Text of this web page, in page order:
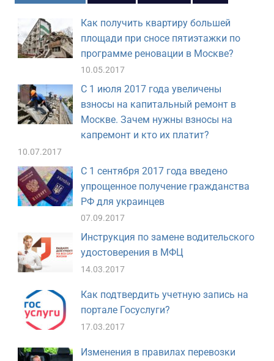
Как получить квартиру большей
площади при сносе пятиэтажки по
программе реновации в Москве?
10.05.2017
С 1 июля 2017 года увеличены
взносы на капитальный ремонт в
Москве. Зачем нужны взносы на
капремонт и кто их платит?
10.07.2017
С 1 сентября 2017 года введено
упрощенное получение гражданства
РФ для украинцев
07.09.2017
Инструкция по замене водительского
удостоверения в МФЦ
14.03.2017
Как подтвердить учетную запись на
портале Госуслуги?
17.03.2017
Изменения в правилах перевозки